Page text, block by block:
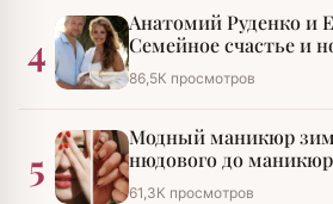
4
Анатомий Руденко и
Семейное счастье и
86,5К просмотров
5
Модный маникюр
нюдового до
стразами
61,3К просмотров